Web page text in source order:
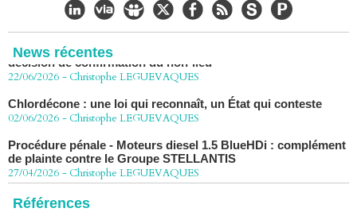
News récentes
CHLORDÉCONE Déclaration de Me Christophe
LÈGUEVAQUES (CLE), avocat de parties civiles, après la
décision de confirmation du non-lieu
22/06/2026 -Christophe LEGUEVAQUES
02/06/2026 -Christophe LEGUEVAQUES
de plainte contre le Groupe STELLANTIS
27/04/2026 -Christophe LEGUEVAQUES
Péage autoroute : tout savoir (ou presque) sur l'action
collective ouverte le 2 avril
Références